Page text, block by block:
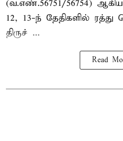
(வ.எண்.56751/56754)
12, 13-ந் தேதிகளில் ரத்து
திருச் ...
Read